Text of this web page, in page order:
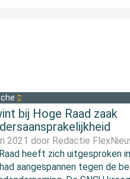
bij Hoge Raad zaak
2021 door Redactie
heeft zich uitgesproken
aangespannen tegen de